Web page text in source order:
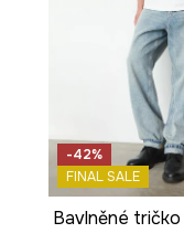
-42%
FINAL SALE